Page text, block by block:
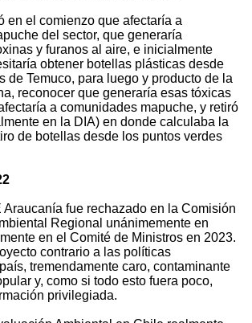
en el comienzo que afectaría a
del sector, que generaría
y furanos al aire, e inicialmente
obtener botellas plásticas desde
de Temuco, para luego y producto de la
reconocer que generaría esas tóxicas
a comunidades mapuche, y retiró
en la DIA) en donde calculaba la
de botellas desde los puntos verdes
Araucanía fue rechazado en la Comisión
Regional unánimemente en
en el Comité de Ministros en 2023.
contrario a las políticas
tremendamente caro, contaminante
y, como si todo esto fuera poco,
privilegiada.